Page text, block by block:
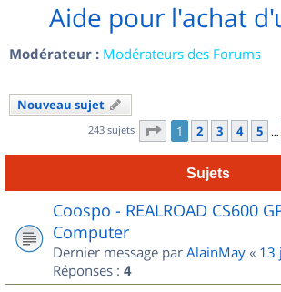
Aide pour l'achat
Modérateur : Modérateurs des Forums
Nouveau sujet
243 sujets Page 1sur
1 2 3 4 5 …
Sujets
Coospo - REALROAD CS600
Computer
Dernier message par AlainMay « 13
Réponses : 4